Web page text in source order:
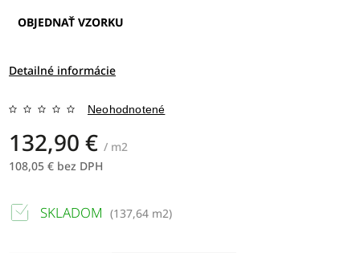
OBJEDNAŤ VZORKU
Detailné informácie
Neohodnotené
132,90 € / m2
108,05 € bez DPH
SKLADOM (137,64 m2)